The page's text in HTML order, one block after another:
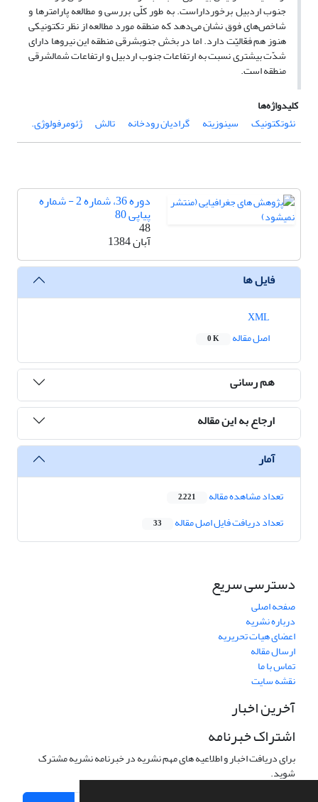
جنوب اردبیل برخورداراست. به طور کلّی بررسی و مطالعه پارامترها و
شاخص‌های فوق نشان می‌دهد که منطقه مورد مطالعه از نظر تکتونیکی
هنوز هم فعّالیّت دارد. اما در بخش جنوبشرقی منطقه این نیروها دارای
شدّت بیشتری نسبت به ارتفاعات جنوب اردبیل و ارتفاعات شمالشرقی
منطقه است.
کلیدواژه‌ها
نئوتکتونیک
سینوزیته گرادیان رودخانه تالش ژئومرفولوژی.
دوره 36، شماره 2 - شماره
پیاپی 80
48
آبان 1384
فایل ها
اصل مقاله
0 K
هم رسانی
ارجاع به این مقاله
آمار
تعداد مشاهده مقاله 2,221
تعداد دریافت فایل اصل مقاله 33
دسترسی سریع
صفحه اصلی
درباره نشریه
اعضای هیات تحریریه
ارسال مقاله
تماس با ما
نقشه سایت
آخرین اخبار
اشتراک خبرنامه
برای دریافت اخبار و اطلاعیه های مهم نشریه در خبرنامه نشریه مشترک
شوید.